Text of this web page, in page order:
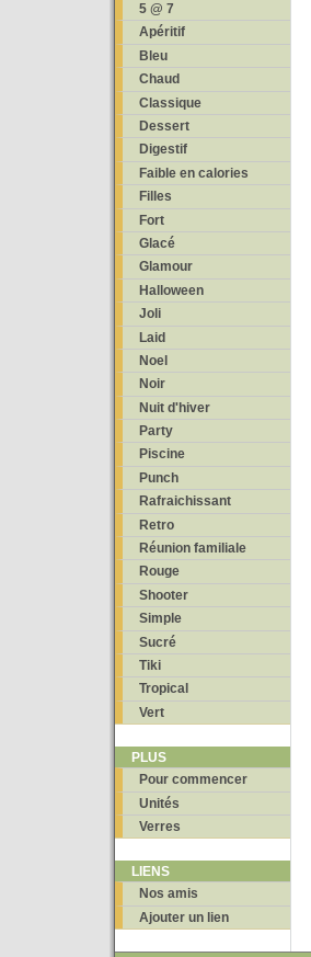
5 @ 7
Apéritif
Bleu
Chaud
Classique
Dessert
Digestif
Faible en calories
Filles
Fort
Glacé
Glamour
Halloween
Joli
Laid
Noel
Noir
Nuit d'hiver
Party
Piscine
Punch
Rafraichissant
Retro
Réunion familiale
Rouge
Shooter
Simple
Sucré
Tiki
Tropical
Vert
PLUS
Pour commencer
Unités
Verres
LIENS
Nos amis
Ajouter un lien